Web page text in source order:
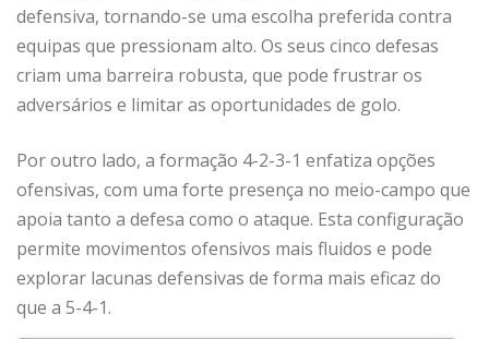
defensiva, tornando-se uma escolha preferida contra
equipas que pressionam alto. Os seus cinco defesas
criam uma barreira robusta, que pode frustrar os
adversários e limitar as oportunidades de golo.
Por outro lado, a formação 4-2-3-1 enfatiza opções
ofensivas, com uma forte presença no meio-campo que
apoia tanto a defesa como o ataque. Esta configuração
permite movimentos ofensivos mais fluidos e pode
explorar lacunas defensivas de forma mais eficaz do
que a 5-4-1.